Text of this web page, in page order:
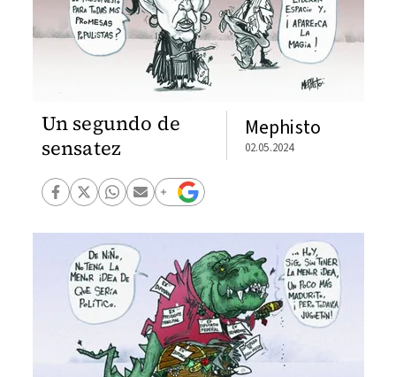
Un segundo de
sensatez
Mephisto
02.05.2024